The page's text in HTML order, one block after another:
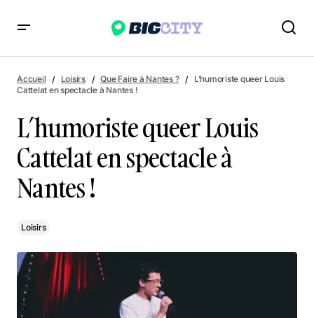
Accueil Loisirs Que Faire à Nantes ?
L’humoriste queer Louis
Cattelat en spectacle à Nantes !
L’humoriste queer Louis
Cattelat en spectacle à
Nantes !
Loisirs